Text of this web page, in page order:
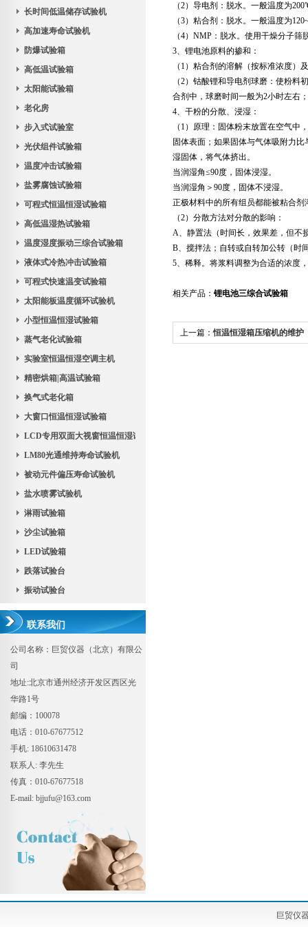
长时间低温储存试验机
高加速寿命试验机
防爆试验箱
高低温试验箱
太阳能试验箱
老化房
步入式试验室
光伏组件试验箱
温度冲击试验箱
盐雾腐蚀试验箱
可程式恒温恒湿试验箱
高低温湿热试验箱
温度湿度振动三综合试验箱
液体式冷热冲击试验箱
可程式快速温变试验箱
太阳能板温度循环试验机
小型恒温恒湿试验箱
蒸气老化试验箱
实验室恒温恒湿空调主机
精密烘箱|高温试验箱
换气式老化箱
大窗口恒温恒湿试验箱
LCD专用双面大视窗恒温恒湿试验机
LM80光通维持寿命试验机
被动元件偏压寿命试验机
盐水喷雾试验机
淋雨试验箱
沙尘试验箱
LED试验箱
跌落试验台
振动试验台
联系我们
公司名称：巨贸仪器（北京）有限公
司
地址:北京市通州经济开发区西区光
华路1号
邮编：100078
电话：010-67677512
手机: 18610631478
联系人: 李先生
传真：010-67677518
E-mail: bjjufu@163.com
（2）导电剂：脱水。一般温度为
（3）粘合剂：脱水。一般温度为
（4）NMP：脱水。使用干燥分子
3、锂电池原料的掺和：
（1）粘合剂的溶解（按标准浓度）
（2）钴酸锂和导电剂球磨：使粉
合剂中，球磨时间一般为2小时左右
4、干粉的分散、浸湿：
（1）原理：固体粉末放置在空气
固体表面；如果固体与气体吸附力
湿固体，将气体挤出。
当润湿角≤90度，固体浸湿。
当润湿角＞90度，固体不浸湿。
正极材料中的所有组员都能被粘合
（2）分散方法对分散的影响：
A、静置法（时间长，效果差，但不
B、搅拌法；自转或自转加公转（时
5、稀释。将浆料调整为合适的浓度
相关产品：锂电池三综合试验箱
上一篇：恒温恒湿箱压缩机的维护
巨贸仪